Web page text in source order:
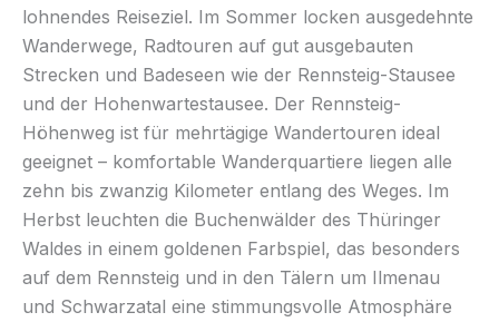
lohnendes Reiseziel. Im Sommer locken ausgedehnte
Wanderwege, Radtouren auf gut ausgebauten
Strecken und Badeseen wie der Rennsteig-Stausee
und der Hohenwartestausee. Der Rennsteig-
Höhenweg ist für mehrtägige Wandertouren ideal
geeignet – komfortable Wanderquartiere liegen alle
zehn bis zwanzig Kilometer entlang des Weges. Im
Herbst leuchten die Buchenwälder des Thüringer
Waldes in einem goldenen Farbspiel, das besonders
auf dem Rennsteig und in den Tälern um Ilmenau
und Schwarzatal eine stimmungsvolle Atmosphäre